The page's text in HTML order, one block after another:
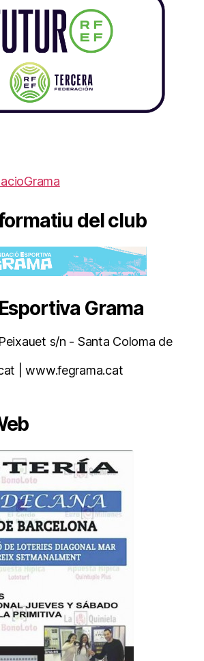
del club
Grama
s/n - Santa Coloma de
| www.fegrama.cat